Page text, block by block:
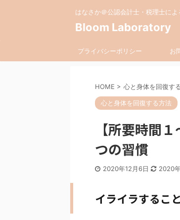
はなさか＠公認会計士・税理士によ
Bloom Laboratory
プライバシーポリシー お
HOME > 心と身体を回復す
心と身体を回復する方法
【所要時間
つの習慣
2020年12月6日 2020
イライラするこ